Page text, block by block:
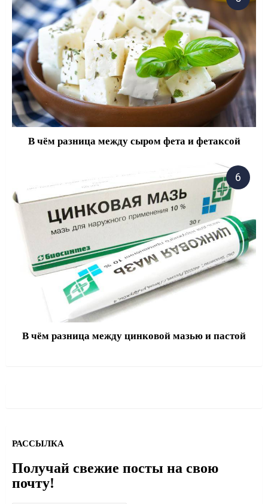
В чём разница между сыром фета и фетаксой
В чём разница между цинковой мазью и пастой
РАССЫЛКА
Получай свежие посты на свою
почту!